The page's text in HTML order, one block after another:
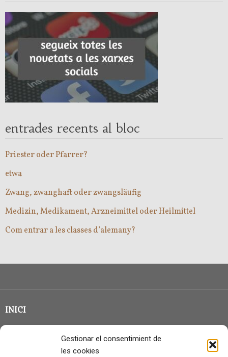
Gestionar el consentimient de
les cookies
entrades recents al bloc
Priester oder Pfarrer?
etwa
Zwang, zwanghaft oder zwangsläufig
Medizin, Medikament, Arzneimittel oder Heilmittel
Com entrar a les classes d’alemany?
INICI
CLASSE EN GRUP